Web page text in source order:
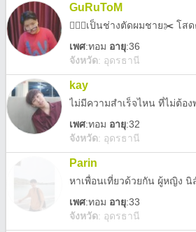
GuRuToM
เพศ:ทอม อายุ:36
จังหวัด: อุดรธานี
kay
ไม่มีความสำเร็จไหน ที่ไม่ต้อง
เพศ:ทอม อายุ:32
จังหวัด: อุดรธานี
Parin
เพศ:ทอม อายุ:33
จังหวัด: อุดรธานี